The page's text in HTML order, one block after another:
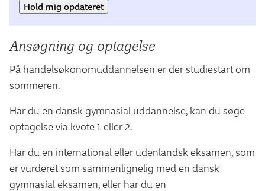
Hold mig opdateret
Ansøgning og optagelse
På handelsøkonomuddannelsen er der studiestart om
sommeren.
Har du en dansk gymnasial uddannelse, kan du søge
optagelse via kvote 1 eller 2.
Har du en international eller udenlandsk eksamen, som
er vurderet som sammenlignelig med en dansk
gymnasial eksamen, eller har du en